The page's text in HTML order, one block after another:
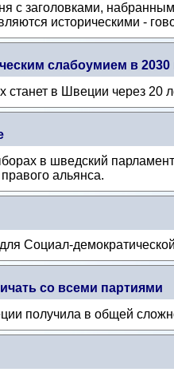
с заголовками,
историческими -
слабоумием в 2030
в Швеции через 20
в шведский
альянса.
Социал-
со всеми партиями
получила в общей